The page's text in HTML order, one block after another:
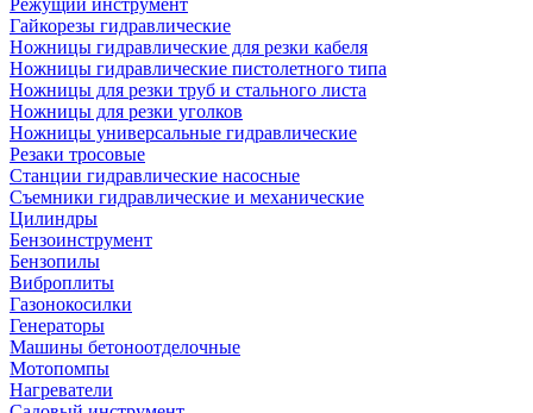
Режущий инструмент
Гайкорезы гидравлические
Ножницы гидравлические для резки кабеля
Ножницы гидравлические пистолетного типа
Ножницы для резки труб и стального листа
Ножницы для резки уголков
Ножницы универсальные гидравлические
Резаки тросовые
Станции гидравлические насосные
Съемники гидравлические и механические
Цилиндры
Бензоинструмент
Бензопилы
Виброплиты
Газонокосилки
Генераторы
Машины бетоноотделочные
Мотопомпы
Нагреватели